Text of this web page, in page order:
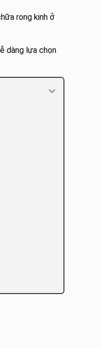
rong kinh ở
dàng lựa chọn